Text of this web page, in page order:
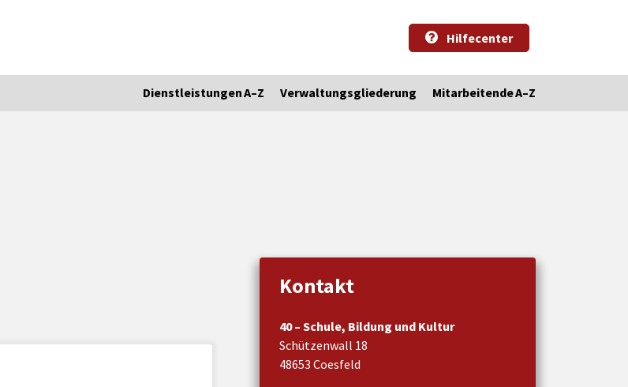
Hilfecenter
Dienstleistungen A–Z Verwaltungsgliederung Mitarbeitende A–Z
Kontakt
40 – Schule, Bildung und Kultur
Schützenwall 18
48653 Coesfeld